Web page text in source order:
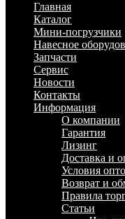
Главная
Каталог
Мини-погрузчики
Навесное
Запчасти
Сервис
Новости
Контакты
Информация
О компании
Гарантия
Лизинг
Доставка и
Условия
Возврат и
Правила
Статьи